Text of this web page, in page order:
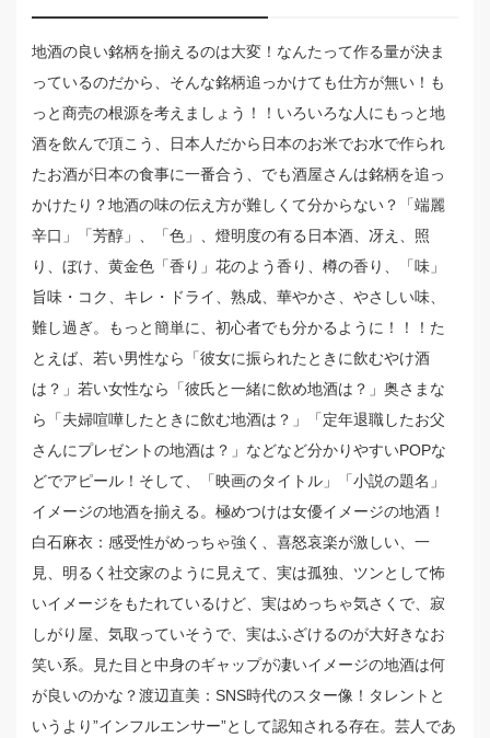
地酒の良い銘柄を揃えるのは大変！なんたって作る量が決ま
っているのだから、そんな銘柄追っかけても仕方が無い！も
っと商売の根源を考えましょう！！いろいろな人にもっと地
酒を飲んで頂こう、日本人だから日本のお米でお水で作られ
たお酒が日本の食事に一番合う、でも酒屋さんは銘柄を追っ
かけたり？地酒の味の伝え方が難しくて分からない？「端麗
辛口」「芳醇」、「色」、燈明度の有る日本酒、冴え、照
り、ぼけ、黄金色「香り」花のよう香り、樽の香り、「味」
旨味・コク、キレ・ドライ、熟成、華やかさ、やさしい味、
難し過ぎ。もっと簡単に、初心者でも分かるように！！！た
とえば、若い男性なら「彼女に振られたときに飲むやけ酒
は？」若い女性なら「彼氏と一緒に飲め地酒は？」奥さまな
ら「夫婦喧嘩したときに飲む地酒は？」「定年退職したお父
さんにプレゼントの地酒は？」などなど分かりやすいPOPな
どでアピール！そして、「映画のタイトル」「小説の題名」
イメージの地酒を揃える。極めつけは女優イメージの地酒！
白石麻衣：感受性がめっちゃ強く、喜怒哀楽が激しい、一
見、明るく社交家のように見えて、実は孤独、ツンとして怖
いイメージをもたれているけど、実はめっちゃ気さくで、寂
しがり屋、気取っていそうで、実はふざけるのが大好きなお
笑い系。見た目と中身のギャップが凄いイメージの地酒は何
が良いのかな？渡辺直美：SNS時代のスター像！タレントと
いうより”インフルエンサー”として認知される存在。芸人であ